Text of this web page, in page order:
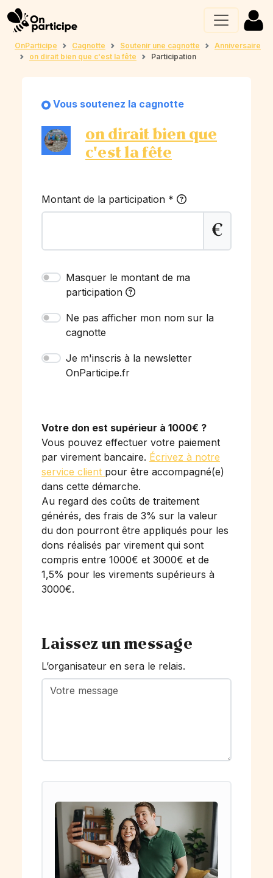
OnParticipe Cagnotte Soutenir une cagnotte
Anniversaire
on dirait bien que c'est la fête
Participation
Vous soutenez la cagnotte
on dirait bien que
c'est la fête
Montant de la participation *
€
Masquer le montant de ma
participation
Ne pas afficher mon nom sur la
cagnotte
Je m'inscris à la newsletter
OnParticipe.fr
Votre don est supérieur à 1000€ ?
Vous pouvez effectuer votre paiement
par virement bancaire. Écrivez à notre
service client pour être accompagné(e)
dans cette démarche.
Au regard des coûts de traitement
générés, des frais de 3% sur la valeur
du don pourront être appliqués pour les
dons réalisés par virement qui sont
compris entre 1000€ et 3000€ et de
1,5% pour les virements supérieurs à
3000€.
Laissez un message
L’organisateur en sera le relais.